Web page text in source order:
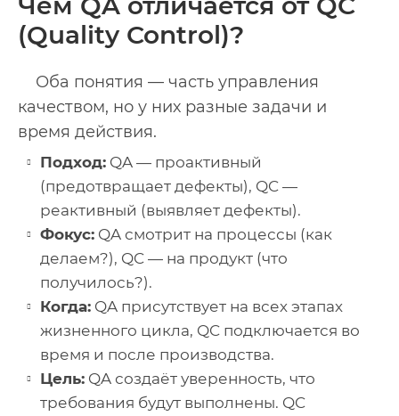
(Quality Control)?
Оба понятия — часть управления
качеством, но у них разные задачи и
время действия.
Подход: QA — проактивный
(предотвращает дефекты), QC —
реактивный (выявляет дефекты).
Фокус: QA смотрит на процессы (как
делаем?), QC — на продукт (что
получилось?).
Когда: QA присутствует на всех этапах
жизненного цикла, QC подключается во
время и после производства.
Цель: QA создаёт уверенность, что
требования будут выполнены. QC